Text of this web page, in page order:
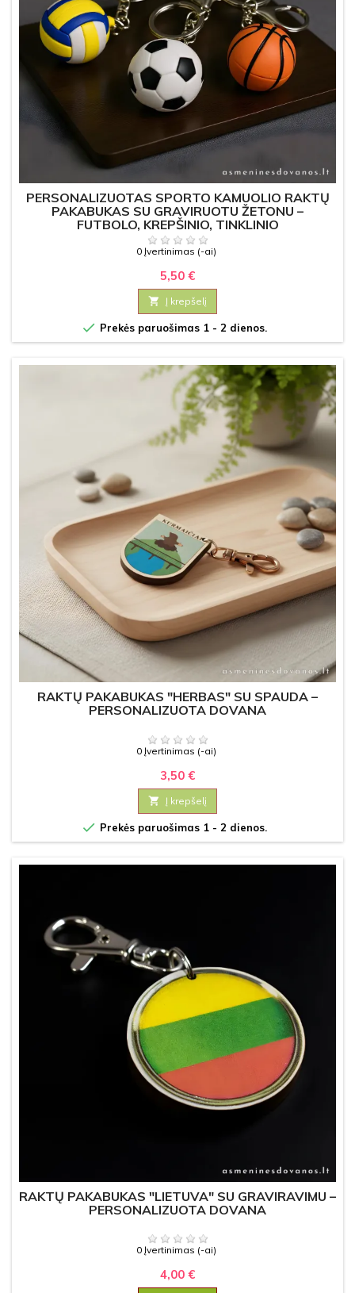
PERSONALIZUOTAS SPORTO KAMUOLIO RAKTŲ
PAKABUKAS SU GRAVIRUOTU ŽETONU –
FUTBOLO, KREPŠINIO, TINKLINIO
0 Įvertinimas (-ai)
5,50 €
 Į krepšelį
 Prekės paruošimas 1 - 2 dienos.
RAKTŲ PAKABUKAS "HERBAS" SU SPAUDA –
PERSONALIZUOTA DOVANA
0 Įvertinimas (-ai)
3,50 €
 Į krepšelį
 Prekės paruošimas 1 - 2 dienos.
RAKTŲ PAKABUKAS "LIETUVA" SU GRAVIRAVIMU –
PERSONALIZUOTA DOVANA
0 Įvertinimas (-ai)
4,00 €